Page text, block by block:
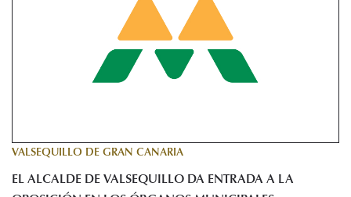
VALSEQUILLO DE GRAN CANARIA
EL ALCALDE DE VALSEQUILLO DA ENTRADA A LA